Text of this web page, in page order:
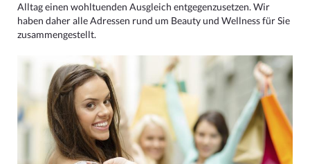
Alltag einen wohltuenden Ausgleich entgegenzusetzen. Wir
haben daher alle Adressen rund um Beauty und Wellness für Sie
zusammengestellt.